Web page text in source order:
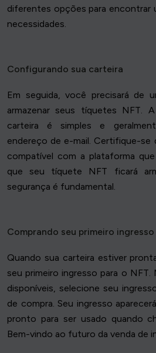
diferentes opções para encontrar
necessidades.
Configurando sua carteira
Em seguida, você precisará de
armazenar seus tíquetes NFT.
carteira é simples e
endereço de e-mail. Certifique-se
compatível com a plataforma
que seu tíquete NFT ficará
segurança é fundamental.
Comprando seu primeiro ingresso
Quando sua carteira estiver
seu primeiro ingresso para o
disponíveis, selecione seu
de compra. Seu ingresso
pronto para ser usado quando
Bem-vindo ao futuro da venda de